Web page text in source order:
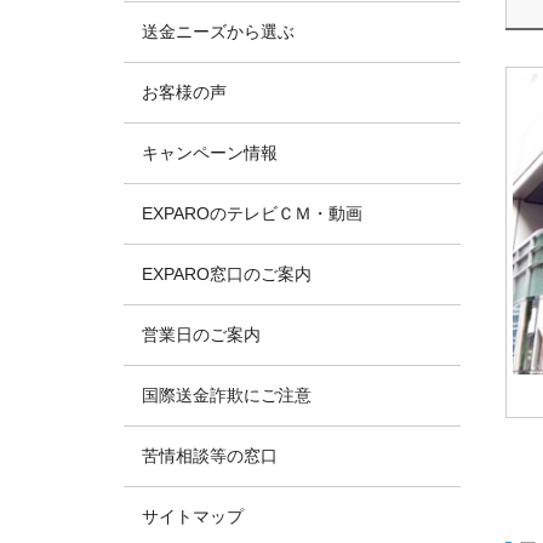
送金ニーズから選ぶ
お客様の声
キャンペーン情報
EXPAROのテレビＣＭ・動画
EXPARO窓口のご案内
営業日のご案内
国際送金詐欺にご注意
苦情相談等の窓口
サイトマップ